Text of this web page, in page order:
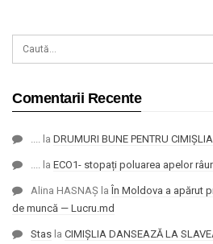
Comentarii Recente
.... la DRUMURI BUNE PENTRU CIMIȘLIA
.... la ECO1- stopați poluarea apelor
Alina HASNAȘ la În Moldova a apărut
de muncă — Lucru.md
Stas la CIMIȘLIA DANSEAZĂ LA